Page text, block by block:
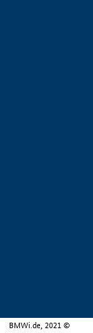
BMWi.de, 2021 ©